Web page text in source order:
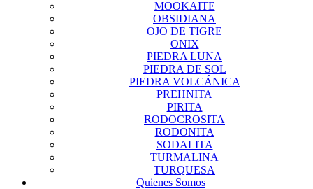
MOOKAITE
OBSIDIANA
OJO DE TIGRE
ONIX
PIEDRA LUNA
PIEDRA DE SOL
PIEDRA VOLCÁNICA
PREHNITA
PIRITA
RODOCROSITA
RODONITA
SODALITA
TURMALINA
TURQUESA
Quienes Somos